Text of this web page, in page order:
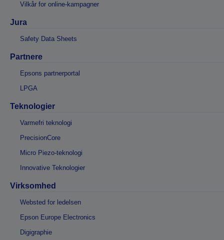
Vilkår for online-kampagner
Jura
Safety Data Sheets
Partnere
Epsons partnerportal
LPGA
Teknologier
Varmefri teknologi
PrecisionCore
Micro Piezo-teknologi
Innovative Teknologier
Virksomhed
Websted for ledelsen
Epson Europe Electronics
Digigraphie